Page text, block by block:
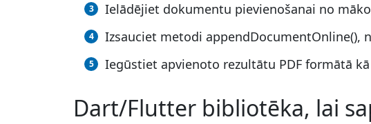
Ielādējiet dokumentu pievienošanai no
Izsauciet metodi appendDocumentOnline(),
Iegūstiet apvienoto rezultātu PDF formātā
Dart/Flutter bibliotēka, lai